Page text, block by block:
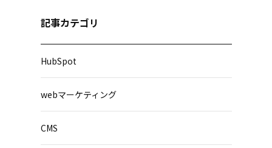
記事カテゴリ
HubSpot
webマーケティング
CMS